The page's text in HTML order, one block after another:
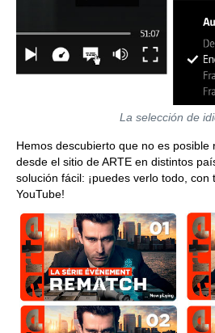
La selección de
Hemos descubierto que no es posible
desde el sitio de ARTE en distintos
solución fácil: ¡puedes verlo todo, con
YouTube!